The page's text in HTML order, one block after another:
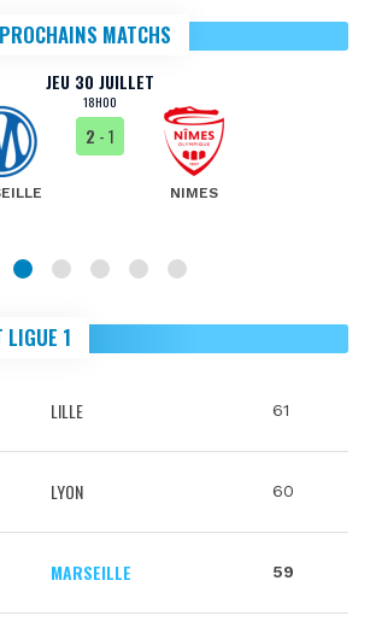
MATCHS
JEU 30 JUILLET
18H00
2 - 1
NIMES
LIGUE 1
LILLE 61
LYON 60
MARSEILLE 59